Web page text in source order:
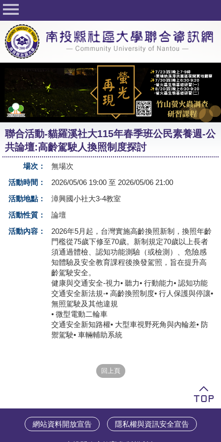
回首頁
關於社大
公佈欄
行事曆
最新活動
活動花絮
課程一覽表
志工與社團
社大學習Q&A
友站連結
網路選課
聯合活動-貓羅溪社大115年春季班公民素養週-公
共論壇:高齡駕駛人換照制度探討
場次：
無場次
活動時間：
2026/05/06 19:00 至 2026/05/06 21:00
活動地點：
漳興國小社大3-4教室
活動性質：
論壇
活動內容：
2026年5月起，台灣實施高齡換照新制，換照年齡
門檻從75歲下修至70歲。新制規定70歲以上長者
須通過體檢、認知功能測驗（或檢測）、危險感
知體驗及安全教育課程後換發駕照，旨在提升高
齡駕駛安全。
健康與交通安全-視力• 聽力• 行動能力• 認知功能
交通安全新法規-• 高齡換照制度• 行人保護與停讓•
無照駕駛及其他違規
• 微型電動二輪車
交通安全新知路權• 大型車視野死角與內輪差• 防
禦駕駛• 車輛輔助系統
網站資料開放宣告 隱私權與資訊安全宣告